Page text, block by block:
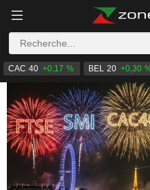
CAC 40 +0,17 % BEL 20 +0,30